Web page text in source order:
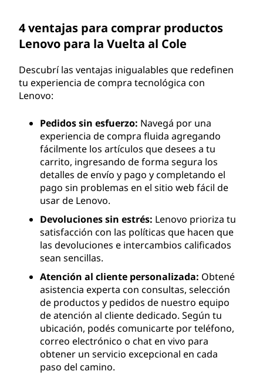
4 ventajas para comprar productos
Lenovo para la Vuelta al Cole
Descubrí las ventajas inigualables que redefinen
tu experiencia de compra tecnológica con
Lenovo:
Pedidos sin esfuerzo: Navegá por una
experiencia de compra fluida agregando
fácilmente los artículos que desees a tu
carrito, ingresando de forma segura los
detalles de envío y pago y completando el
pago sin problemas en el sitio web fácil de
usar de Lenovo.
Devoluciones sin estrés: Lenovo prioriza tu
satisfacción con las políticas que hacen que
las devoluciones e intercambios calificados
sean sencillas.
Atención al cliente personalizada: Obtené
asistencia experta con consultas, selección
de productos y pedidos de nuestro equipo
de atención al cliente dedicado. Según tu
ubicación, podés comunicarte por teléfono,
correo electrónico o chat en vivo para
obtener un servicio excepcional en cada
paso del camino.